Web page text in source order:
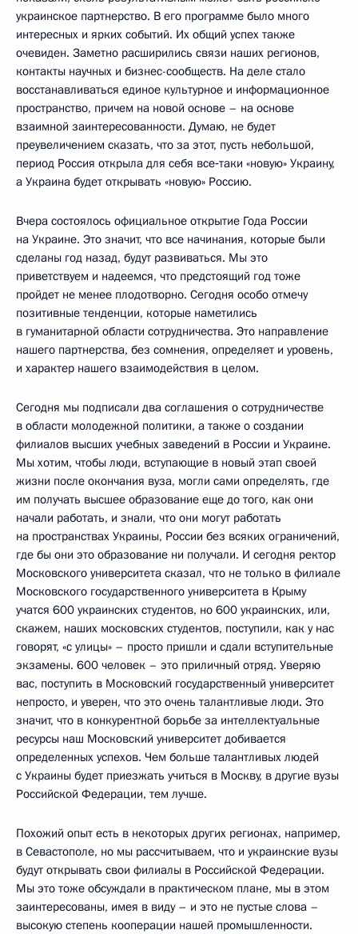
украинское партнерство. В его программе было много
интересных и ярких событий. Их общий успех также
очевиден. Заметно расширились связи наших регионов,
контакты научных и бизнес-сообществ. На деле стало
восстанавливаться единое культурное и информационное
пространство, причем на новой основе – на основе
взаимной заинтересованности. Думаю, не будет
преувеличением сказать, что за этот, пусть небольшой,
период Россия открыла для себя все‑таки «новую» Украину,
а Украина будет открывать «новую» Россию.
Вчера состоялось официальное открытие Года России
на Украине. Это значит, что все начинания, которые были
сделаны год назад, будут развиваться. Мы это
приветствуем и надеемся, что предстоящий год тоже
пройдет не менее плодотворно. Сегодня особо отмечу
позитивные тенденции, которые наметились
в гуманитарной области сотрудничества. Это направление
нашего партнерства, без сомнения, определяет и уровень,
и характер нашего взаимодействия в целом.
Сегодня мы подписали два соглашения о сотрудничестве
в области молодежной политики, а также о создании
филиалов высших учебных заведений в России и Украине.
Мы хотим, чтобы люди, вступающие в новый этап своей
жизни после окончания вуза, могли сами определять, где
им получать высшее образование еще до того, как они
начали работать, и знали, что они могут работать
на пространствах Украины, России без всяких ограничений,
где бы они это образование ни получали. И сегодня ректор
Московского университета сказал, что не только в филиале
Московского государственного университета в Крыму
учатся 600 украинских студентов, но 600 украинских, или,
скажем, наших московских студентов, поступили, как у нас
говорят, «с улицы» – просто пришли и сдали вступительные
экзамены. 600 человек – это приличный отряд. Уверяю
вас, поступить в Московский государственный университет
непросто, и уверен, что это очень талантливые люди. Это
значит, что в конкурентной борьбе за интеллектуальные
ресурсы наш Московский университет добивается
определенных успехов. Чем больше талантливых людей
с Украины будет приезжать учиться в Москву, в другие вузы
Российской Федерации, тем лучше.
Похожий опыт есть в некоторых других регионах, например,
в Севастополе, но мы рассчитываем, что и украинские вузы
будут открывать свои филиалы в Российской Федерации.
Мы это тоже обсуждали в практическом плане, мы в этом
заинтересованы, имея в виду – и это не пустые слова –
высокую степень кооперации нашей промышленности.